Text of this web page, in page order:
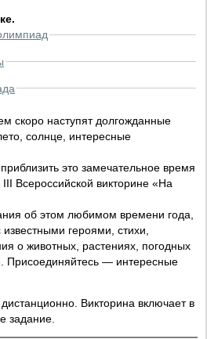
скоро наступят долгожданные
солнце, интересные
это замечательное время
III Всероссийской викторине «На
об этом любимом времени года,
известными героями, стихи,
о животных, растениях, погодных
Присоединяйтесь — интересные
Викторина включает в
задание.